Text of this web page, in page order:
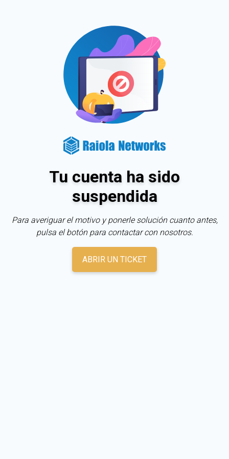
Tu cuenta ha sido
suspendida
Para averiguar el motivo y ponerle solución cuanto antes,
pulsa el botón para contactar con nosotros.
ABRIR UN TICKET